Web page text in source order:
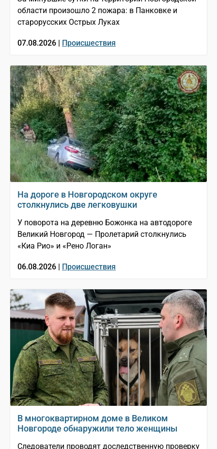
области произошло 2 пожара: в Панковке и
старорусских Острых Луках
07.08.2026 | Происшествия
На дороге в Новгородском округе
столкнулись две легковушки
У поворота на деревню Божонка на автодороге
Великий Новгород — Пролетарий столкнулись
«Киа Рио» и «Рено Логан»
06.08.2026 | Происшествия
В многоквартирном доме в Великом
Новгороде обнаружили тело женщины
Следователи проводят доследственную проверку